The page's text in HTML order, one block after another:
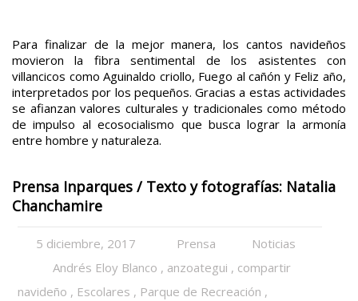
Para finalizar de la mejor manera, los cantos navideños
movieron la fibra sentimental de los asistentes con
villancicos como Aguinaldo criollo, Fuego al cañón y Feliz año,
interpretados por los pequeños. Gracias a estas actividades
se afianzan valores culturales y tradicionales como método
de impulso al ecosocialismo que busca lograr la armonía
entre hombre y naturaleza.
Prensa Inparques / Texto y fotografías: Natalia
Chanchamire
5 diciembre, 2017 Prensa
Noticias
Andrés Eloy Blanco , anzoategui , compartir
navideño , Escolares , Parque de Recreación ,